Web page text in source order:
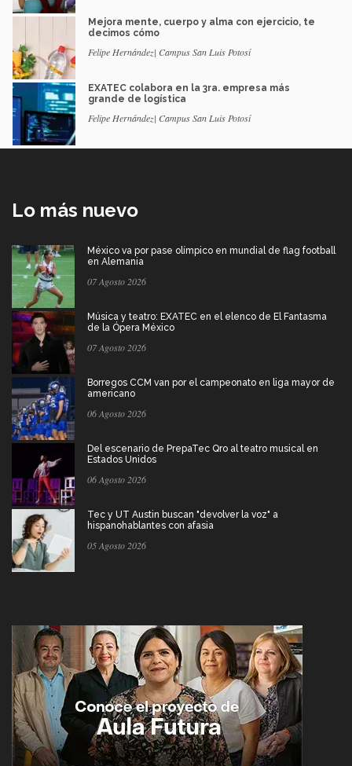
Mejora mente, cuerpo y alma con ejercicio, te
decimos cómo
Felipe Hernández| Campus San Luis Potosí
EXATEC colabora en la 3ra. empresa más
grande de logística
Felipe Hernández| Campus San Luis Potosí
Lo más nuevo
México va por pase olímpico en mundial de flag football
en Alemania
07 Agosto 2026
Música y teatro: EXATEC en el elenco de El Fantasma
de la Ópera México
07 Agosto 2026
Borregos CCM van por el campeonato en liga mayor de
americano
06 Agosto 2026
Del escenario de PrepaTec Qro al teatro musical en
Estados Unidos
06 Agosto 2026
Tec y UT Austin buscan "devolver la voz" a
hispanohablantes con afasia
05 Agosto 2026